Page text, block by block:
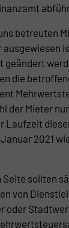
betreuten
die
der Mieter
Laufzeit
2021
Seite sollten
von
oder